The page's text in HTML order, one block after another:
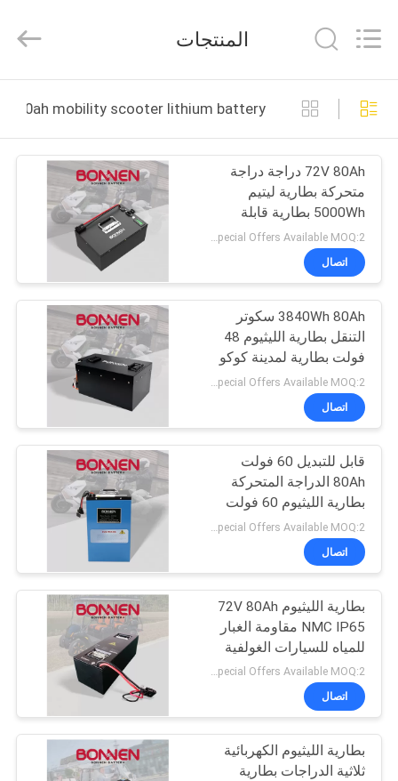
منزل
المنتجات
حول
جولة
المعمل
ضبط
الجودة
اتصل
أخبار
خريطة
الموقع
سياسة
الخصوصية
Technology
Rights
المنتجات
80ah mobility scooter lithium battery التصنيع عبر الإنترنت
72V 80Ah دراجة دراجة
متحركة بطارية ليتيم
5000Wh بطارية قابلة
للتبديل للدراجة النارية
الكهربائية
Special Offers Available MOQ:2 وحدة
اتصال
3840Wh 80Ah سكوتر
التنقل بطارية الليثيوم 48
فولت بطارية لمدينة كوكو
اتصال
قابل للتبديل 60 فولت
80Ah الدراجة المتحركة
بطارية الليثيوم 60 فولت
الليثيوم للدراجات الثلاثية
الكهربائية
اتصال
بطارية الليثيوم 72V 80Ah
NMC IP65 مقاومة الغبار
للمياه للسيارات الغولفية
الدراجة النارية
Special Offers Available MOQ:2 وحدة
اتصال
بطارية الليثيوم الكهربائية
ثلاثية الدراجات بطارية